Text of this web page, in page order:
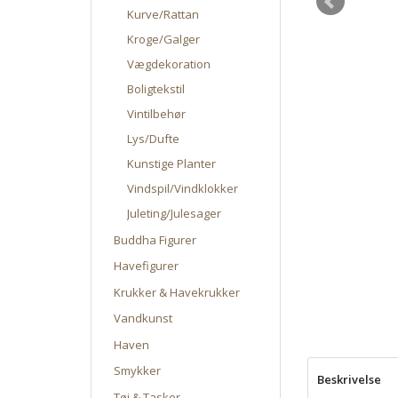
Kurve/Rattan
Kroge/Galger
Vægdekoration
Boligtekstil
Vintilbehør
Lys/Dufte
Kunstige Planter
Vindspil/Vindklokker
Juleting/Julesager
Buddha Figurer
Havefigurer
Krukker & Havekrukker
Vandkunst
Haven
Smykker
Beskrivelse